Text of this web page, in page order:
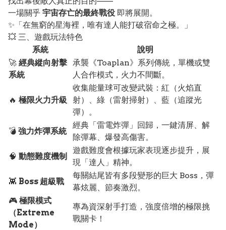
一場關乎 宇宙存亡的最終戰役 即將展開。
✨「在無窮的星海裡，唯有達人能打破宿命之極。」
💥 三、遊戲玩法特色
系統
說明
🚀 經典縱向射擊
系統
承襲《Toaplan》系列傳統，單機或雙
人合作模式，火力不間斷。
🔥 極限火力升級
收集能量球可改變武裝：紅（火焰直
射）、綠（雷射掃射）、藍（追蹤光
彈）。
💣 強力炸彈系統
經典「雷電炸彈」回歸，一鍵清屏、解
除彈幕、爆發高傷害。
🧠 動態難度機制
遊戲難度會根據玩家表現逐步提升，展
現「達人」精神。
👾 Boss 超級戰
每關結尾皆有多段變形的巨大 Boss，彈
幕炫麗、節奏激烈。
🎮 極限模式
（Extreme
Mode）
專為資深射手打造，強度倍增的極限挑
戰關卡！